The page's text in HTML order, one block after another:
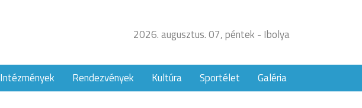
2026. augusztus. 07, péntek - Ibolya
Intézmények Rendezvények Kultúra Sportélet Galéria